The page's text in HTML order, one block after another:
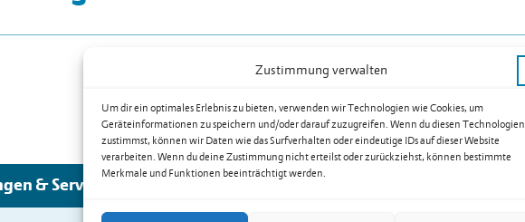
Zustimmung verwalten
Um dir ein optimales Erlebnis zu bieten, verwenden wir Technologien wie Cookies, um
Geräteinformationen zu speichern und/oder darauf zuzugreifen. Wenn du diesen Technologien
zustimmst, können wir Daten wie das Surfverhalten oder eindeutige IDs auf dieser Website
verarbeiten. Wenn du deine Zustimmung nicht erteilst oder zurückziehst, können bestimmte
Merkmale und Funktionen beeinträchtigt werden.
& Services